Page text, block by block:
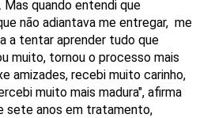
quando entendi que
não adiantava me entregar, me
a tentar aprender tudo que
muito, tornou o processo mais
amizades, recebi muito carinho,
muito mais madura", afirma
sete anos em tratamento,